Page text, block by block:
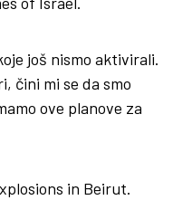
još nismo aktivirali.
čini mi se da smo
ove planove za
in Beirut.